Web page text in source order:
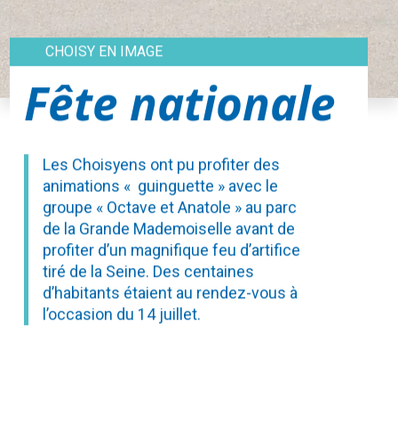
CHOISY EN IMAGE
Fête nationale
Les Choisyens ont pu profiter des
animations « guinguette » avec le
groupe « Octave et Anatole » au parc
de la Grande Mademoiselle avant de
profiter d’un magnifique feu d’artifice
tiré de la Seine. Des centaines
d’habitants étaient au rendez-vous à
l’occasion du 14 juillet.